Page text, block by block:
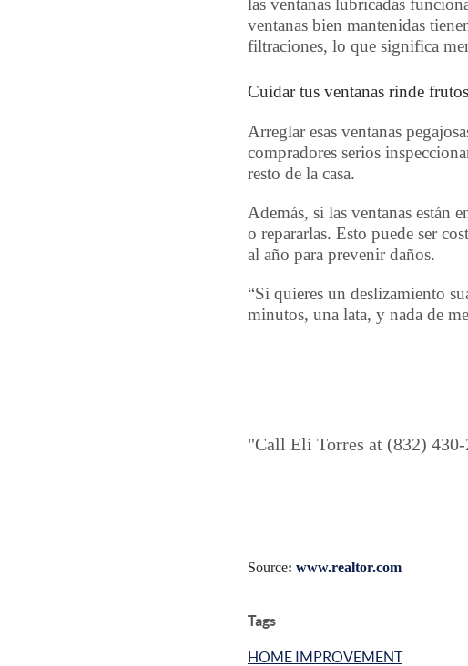
las ventanas lubricadas
ventanas bien mantenidas
filtraciones, lo que significa
Cuidar tus ventanas rinde
Arreglar esas ventanas
compradores serios
resto de la casa.
Además, si las ventanas están
o repararlas. Esto puede ser
al año para prevenir daños.
“Si quieres un deslizamiento
minutos, una lata, y nada de
"Call Eli Torres at (832)
Source: www.realtor.com
Tags
HOME IMPROVEMENT